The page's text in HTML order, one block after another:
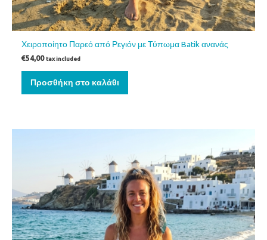
Χειροποίητο Παρεό από Ρεγιόν με Τύπωμα Batik ανανάς
€54,00 tax included
Προσθήκη στο καλάθι